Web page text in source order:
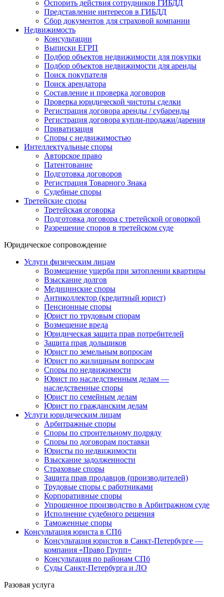
Оспорить действия сотрудников ГИБДД
Представление интересов в ГИБДД
Сбор документов для страховой компании
Недвижимость
Консультации
Выписки ЕГРП
Подбор объектов недвижимости для покупки
Подбор объектов недвижимости для аренды
Поиск покупателя
Поиск арендатора
Составление и проверка договоров
Проверка юридической чистоты сделки
Регистрация договора аренды / субаренды
Регистрация договора купли-продажи/дарения
Приватизация
Cпоры с недвижимостью
Интеллектуальные споры
Авторское право
Патентование
Подготовка договоров
Регистрация Товарного Знака
Судебные споры
Третейские споры
Третейская оговорка
Подготовка договора с третейской оговоркой
Разрешение споров в третейском суде
Юридическое сопровождение
Услуги физическим лицам
Возмещение ущерба при затоплении квартиры
Взыскание долгов
Медицинские споры
Антиколлектор (кредитный юрист)
Пенсионные споры
Юрист по трудовым спорам
Возмещение вреда
Юридическая защита прав потребителей
Защита прав дольщиков
Юрист по земельным вопросам
Юрист по жилищным вопросам
Споры по недвижимости
Юрист по наследственным делам —
наследственные споры
Юрист по семейным делам
Юрист по гражданским делам
Услуги юридическим лицам
Арбитражные споры
Споры по строительному подряду
Споры по договорам поставки
Юристы по недвижимости
Взыскание задолженности
Страховые споры
Защита прав продавцов (производителей)
Трудовые споры с работниками
Корпоративные споры
Упрощенное производство в Арбитражном суде
Исполнение судебного решения
Таможенные споры
Консультация юриста в СПб
Консультация юристов в Санкт-Петербурге —
компания «Право Групп»
Консультация по районам СПб
Суды Санкт-Петербурга и ЛО
Разовая услуга